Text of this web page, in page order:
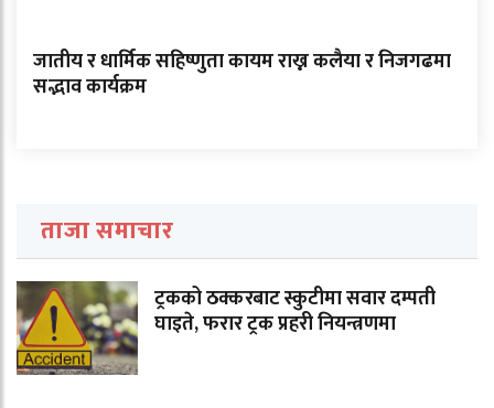
जातीय र धार्मिक सहिष्णुता कायम राख्न कलैया र निजगढमा
सद्भाव कार्यक्रम
ताजा समाचार
ट्रकको ठक्करबाट स्कुटीमा सवार दम्पती
घाइते, फरार ट्रक प्रहरी नियन्त्रणमा